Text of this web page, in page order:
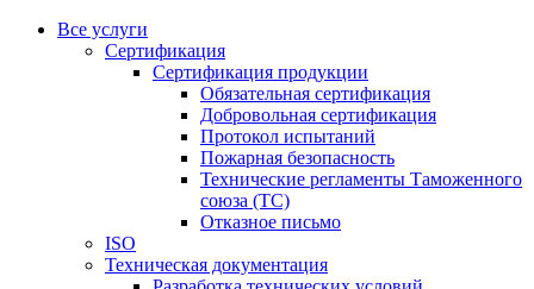
Все услуги
Сертификация
Сертификация продукции
Обязательная сертификация
Добровольная сертификация
Протокол испытаний
Пожарная безопасность
Технические регламенты Таможенного
союза (ТС)
Отказное письмо
ISO
Техническая документация